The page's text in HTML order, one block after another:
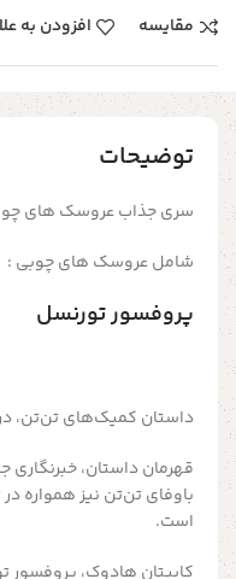
مقایسه افزودن به
توضیحات
سری جذاب عروسک های
شامل عروسک های چوبی :
پروفسور تورنسل
داستان کمیک‌های تن‌تن،‌
قهرمان داستان،
باوفای تن‌تن نیز همواره
است.
کاپیتان هادوک، پروفسور